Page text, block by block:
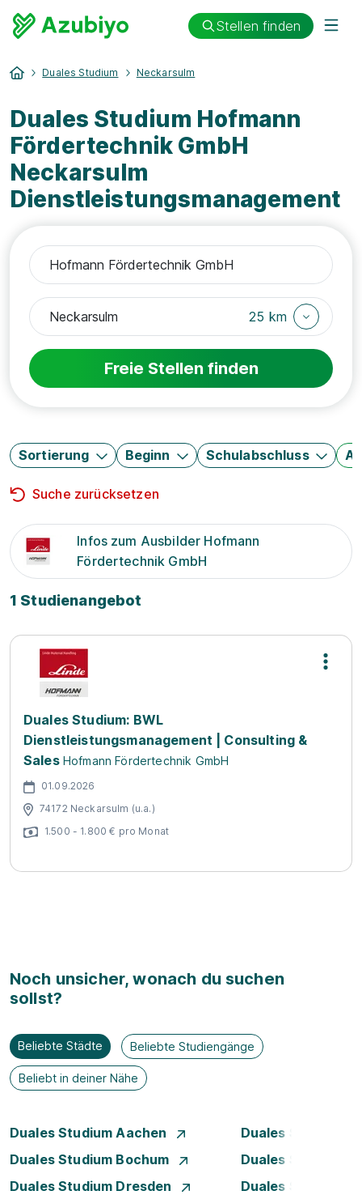
Stellen finden
Duales Studium Neckarsulm
Duales Studium Hofmann
Fördertechnik GmbH
Neckarsulm
Dienstleistungsmanagement
25 km
Freie Stellen finden
Sortierung Beginn Schulabschluss
Suche zurücksetzen
Infos zum Ausbilder Hofmann
Fördertechnik GmbH
1 Studienangebot
Duales Studium: BWL
Dienstleistungsmanagement | Consulting &
Sales Hofmann Fördertechnik GmbH
01.09.2026
74172 Neckarsulm (u.a.)
1.500 - 1.800 € pro Monat
Noch unsicher, wonach du suchen
sollst?
Beliebte Städte Beliebte Studiengänge
Beliebt in deiner Nähe
Duales Studium Aachen
Duales Studium
Duales Studium Bochum
Duales Studium
Duales Studium Dresden
Duales Studium